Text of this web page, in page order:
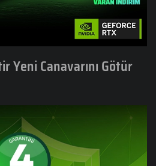
Yeni Canavarını Götür